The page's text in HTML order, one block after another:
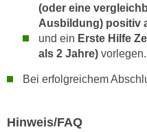
(oder eine
Ausbildung) positiv
und ein Erste Hilfe
als 2 Jahre) vorlegen.
Bei erfolgreichem
Hinweis/FAQ
e
t